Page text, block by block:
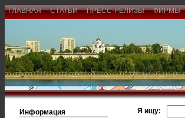
ГЛАВНАЯ СТАТЬИ ПРЕСС-РЕЛИЗЫ ФИРМЫ
Информация
Я ищу: